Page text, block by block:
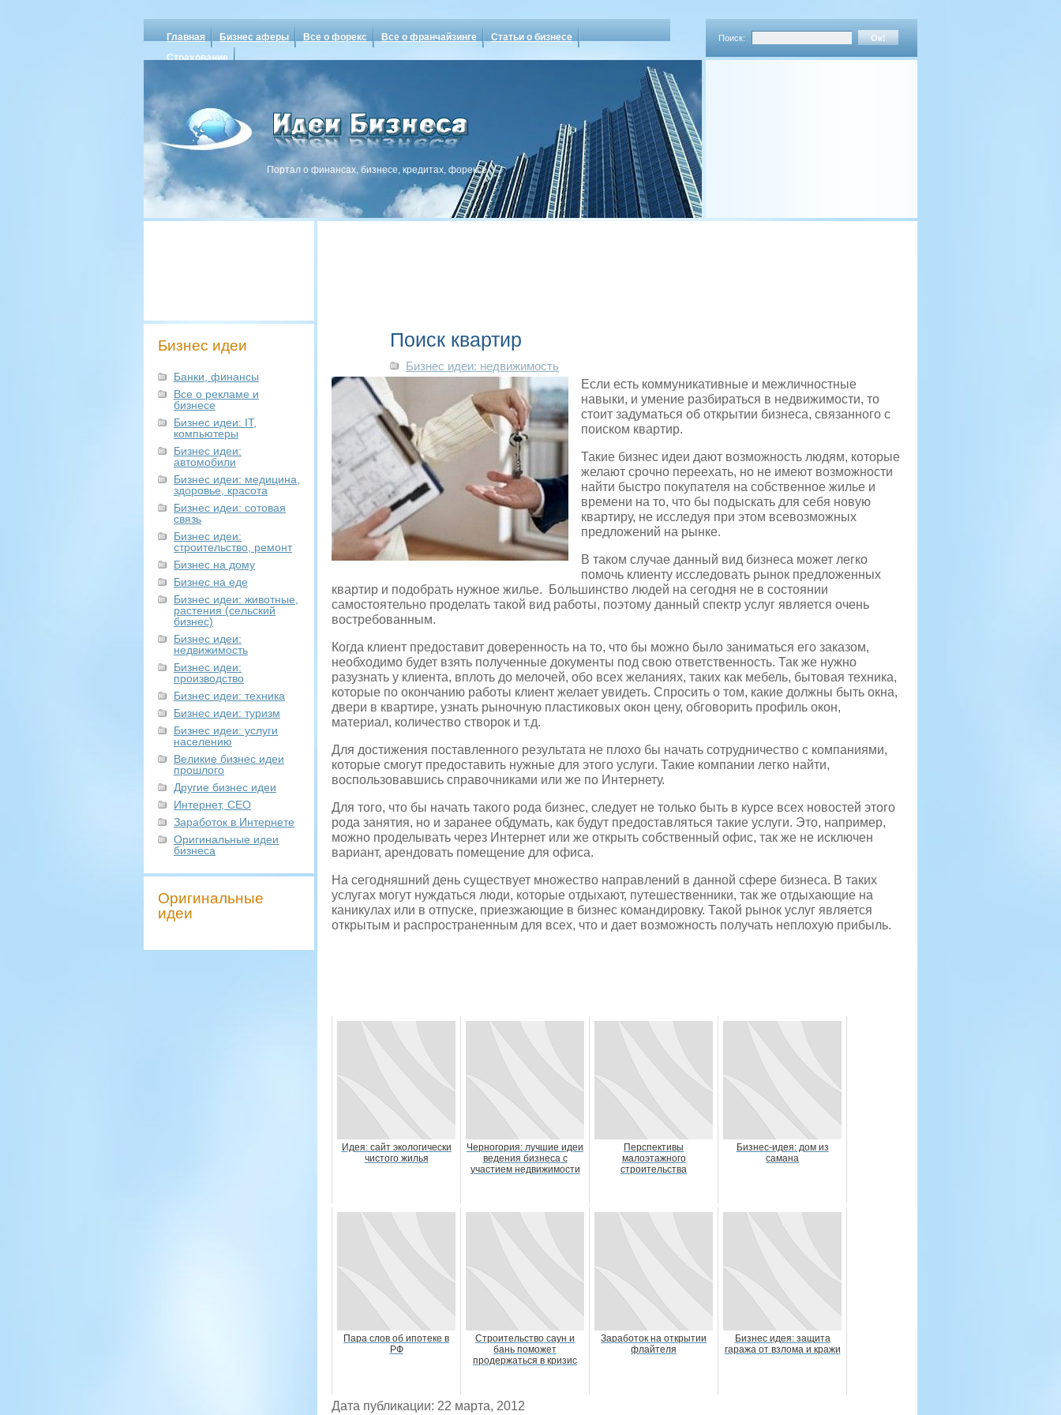
Главная Бизнес аферы Все о форекс Все о франчайзинге
Статьи о бизнесе
Страхование
Поиск:
Портал о финансах, бизнесе, кредитах, форексе
Бизнес идеи
Банки, финансы
Все о рекламе и
бизнесе
Бизнес идеи: IT,
компьютеры
Бизнес идеи:
автомобили
Бизнес идеи: медицина,
здоровье, красота
Бизнес идеи: сотовая
связь
Бизнес идеи:
строительство, ремонт
Бизнес на дому
Бизнес на еде
Бизнес идеи: животные,
растения (сельский
бизнес)
Бизнес идеи:
недвижимость
Бизнес идеи:
производство
Бизнес идеи: техника
Бизнес идеи: туризм
Бизнес идеи: услуги
населению
Великие бизнес идеи
прошлого
Другие бизнес идеи
Интернет, СЕО
Заработок в Интернете
Оригинальные идеи
бизнеса
Оригинальные
идеи
Поиск квартир
Бизнес идеи: недвижимость
Если есть коммуникативные и межличностные
навыки, и умение разбираться в недвижимости, то
стоит задуматься об открытии бизнеса, связанного с
поиском квартир.
Такие бизнес идеи дают возможность людям, которые
желают срочно переехать, но не имеют возможности
найти быстро покупателя на собственное жилье и
времени на то, что бы подыскать для себя новую
квартиру, не исследуя при этом всевозможных
предложений на рынке.
В таком случае данный вид бизнеса может легко
помочь клиенту исследовать рынок предложенных
квартир и подобрать нужное жилье. Большинство людей на сегодня не в состоянии
самостоятельно проделать такой вид работы, поэтому данный спектр услуг является очень
востребованным.
Когда клиент предоставит доверенность на то, что бы можно было заниматься его заказом,
необходимо будет взять полученные документы под свою ответственность. Так же нужно
разузнать у клиента, вплоть до мелочей, обо всех желаниях, таких как мебель, бытовая техника,
которые по окончанию работы клиент желает увидеть. Спросить о том, какие должны быть окна,
двери в квартире, узнать рыночную пластиковых окон цену, обговорить профиль окон,
материал, количество створок и т.д.
Для достижения поставленного результата не плохо бы начать сотрудничество с компаниями,
которые смогут предоставить нужные для этого услуги. Такие компании легко найти,
воспользовавшись справочниками или же по Интернету.
Для того, что бы начать такого рода бизнес, следует не только быть в курсе всех новостей этого
рода занятия, но и заранее обдумать, как будут предоставляться такие услуги. Это, например,
можно проделывать через Интернет или же открыть собственный офис, так же не исключен
вариант, арендовать помещение для офиса.
На сегодняшний день существует множество направлений в данной сфере бизнеса. В таких
услугах могут нуждаться люди, которые отдыхают, путешественники, так же отдыхающие на
каникулах или в отпуске, приезжающие в бизнес командировку. Такой рынок услуг является
открытым и распространенным для всех, что и дает возможность получать неплохую прибыль.
Идея: сайт экологически
чистого жилья
Черногория: лучшие идеи
ведения бизнеса с
участием недвижимости
Перспективы
малоэтажного
строительства
Бизнес-идея: дом из
самана
Пара слов об ипотеке в
РФ
Строительство саун и
бань поможет
продержаться в кризис
Заработок на открытии
флайтеля
Бизнес идея: защита
гаража от взлома и кражи
Дата публикации: 22 марта, 2012